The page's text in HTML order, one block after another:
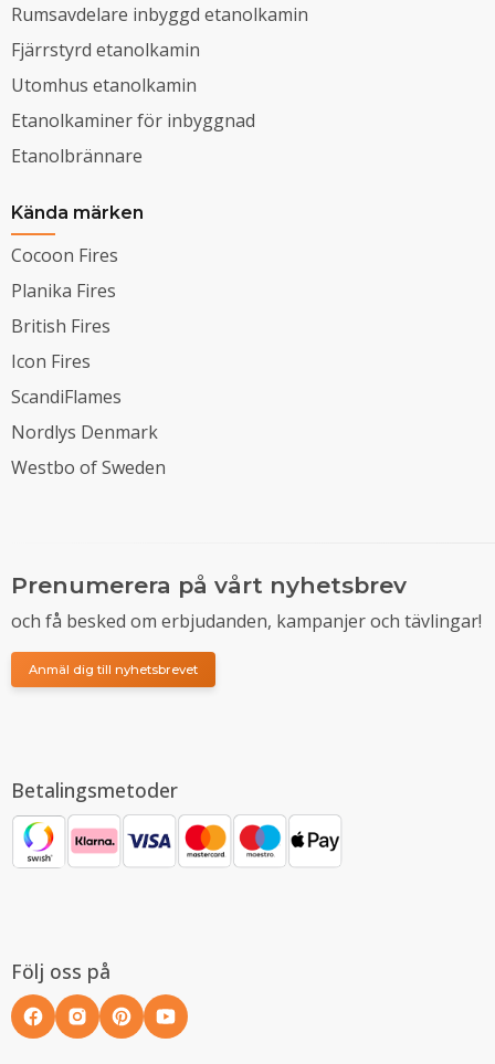
Rumsavdelare inbyggd etanolkamin
Fjärrstyrd etanolkamin
Utomhus etanolkamin
Etanolkaminer för inbyggnad
Etanolbrännare
Kända märken
Cocoon Fires
Planika Fires
British Fires
Icon Fires
ScandiFlames
Nordlys Denmark
Westbo of Sweden
Prenumerera på vårt nyhetsbrev
och få besked om erbjudanden, kampanjer och tävlingar!
Anmäl dig till nyhetsbrevet
Betalingsmetoder
Följ oss på